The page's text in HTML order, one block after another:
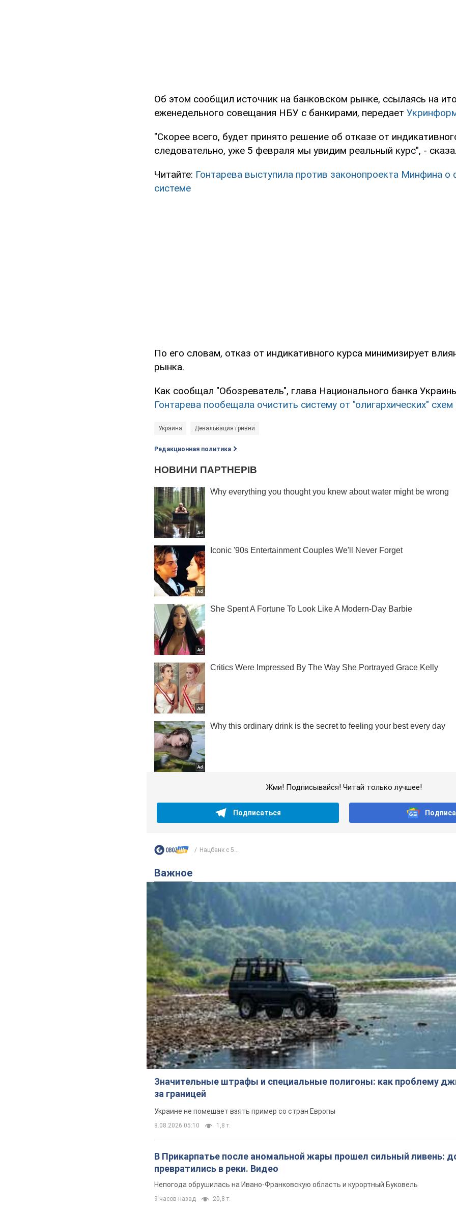
Об этом сообщил источник на банковском рынке, ссылаясь на
еженедельного совещания НБУ с банкирами, передает
"Скорее всего, будет принято решение об отказе от
следовательно, уже 5 февраля мы увидим реальный курс", -
Читайте: Гонтарева выступила против законопроекта Минфина о
системе
По его словам, отказ от индикативного курса минимизирует
рынка.
Как сообщал "Обозреватель", глава Национального банка
Гонтарева пообещала очистить систему от "олигархических"
Украина Девальвация гривни
Редакционная политика
Жми! Подписывайся! Читай только лучшее!
Подписаться
Нацбанк с 5...
Важное
Значительные штрафы и специальные полигоны: как проблему
за границей
Украине не помешает взять пример со стран Европы
8.08.2026 05:10 1,8 т.
В Прикарпатье после аномальной жары прошел сильный ливень:
превратились в реки. Видео
Непогода обрушилась на Ивано-Франковскую область и курортный Буковель
9 часов назад 20,8 т.